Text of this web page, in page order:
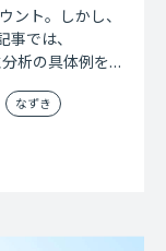
ント。しかし、
では、
析の具体例を
なずき